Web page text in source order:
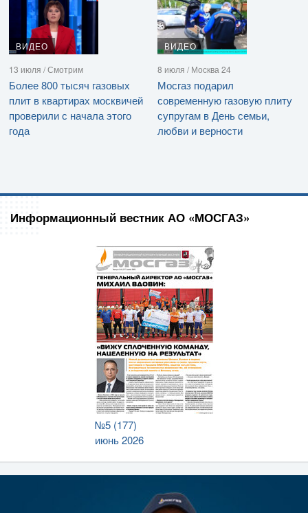
ВИДЕО
13 июля / Смотрим
Более 800 тысяч газовых
плит в квартирах москвичей
проверили с начала этого
года
ВИДЕО
8 июля / Москва 24
Мосгаз подарил
современную газовую плиту
супругам в День семьи,
любви и верности
Информационный вестник АО «МОСГАЗ»
№5 (177)
июнь 2026